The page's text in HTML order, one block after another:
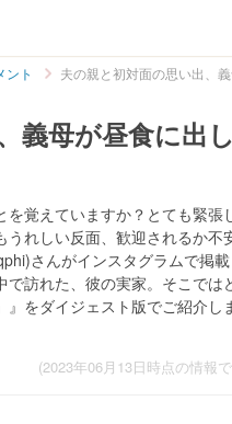
ント 夫の親と初対面の思い出、
義母が昼食に出
覚えていますか？とても緊張
れしい反面、歓迎されるか不
さんがインスタグラムで掲
訪れた、彼の実家。そこでは
をダイジェスト版でご紹介し
(2023年06月13日時点の情報